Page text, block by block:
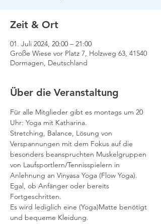
Zeit & Ort
01. Juli 2024, 20:00 – 21:00
Große Wiese vor Platz 7, Holzweg 63, 41540
Dormagen, Deutschland
Über die Veranstaltung
Für alle Mitglieder gibt es montags um 20
Uhr: Yoga mit Katharina.
Stretching, Balance, Lösung von
Verspannungen mit dem Fokus auf die
besonders beanspruchten Muskelgruppen
von Laufsportlern/Tennisspielern in
Anlehnung an Vinyasa Yoga (Flow Yoga).
Egal, ob Anfänger oder bereits
Fortgeschritten.
Es wird lediglich eine (Yoga)Matte benötigt
und bequeme Kleidung.